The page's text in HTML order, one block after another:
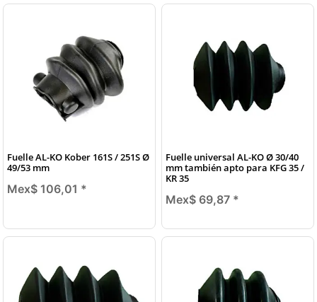
Fuelle AL-KO Kober 161S / 251S Ø
49/53 mm
Mex$ 106,01 *
Fuelle universal AL-KO Ø 30/40
mm también apto para KFG 35 /
KR 35
Mex$ 69,87 *